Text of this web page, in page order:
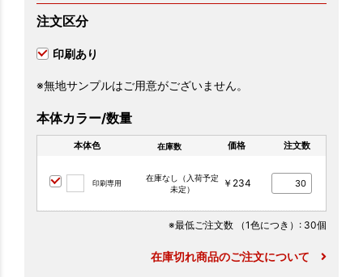
注文区分
印刷あり
※無地サンプルはご用意がございません。
本体カラー/数量
本体色 在庫数 価格 注文数
印刷専用
在庫なし（入荷予定
未定）
￥234
※最低ご注文数 （1色につき） : 30個
在庫切れ商品のご注文について